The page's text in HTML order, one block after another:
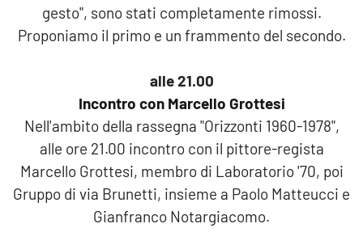
gesto", sono stati completamente rimossi.
Proponiamo il primo e un frammento del secondo.
alle 21.00
Incontro con Marcello Grottesi
Nell'ambito della rassegna "Orizzonti 1960-1978",
alle ore 21.00 incontro con il pittore-regista
Marcello Grottesi, membro di Laboratorio '70, poi
Gruppo di via Brunetti, insieme a Paolo Matteucci e
Gianfranco Notargiacomo.